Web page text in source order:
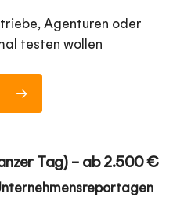
Agenturen oder
testen wollen
Tag) – ab 2.500 €